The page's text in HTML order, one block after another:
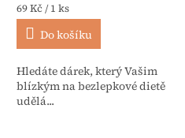
Měrná cena:
69 Kč / 1 ks
Do košíku
Hledáte dárek, který Vašim
blízkým na bezlepkové dietě
udělá...